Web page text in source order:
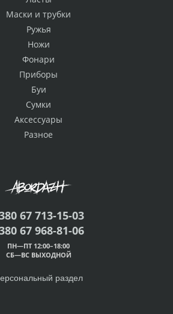
Маски и трубки
Ружья
Ножи
Фонари
Приборы
Буи
Сумки
Аксессуары
Разное
67 713-15-03
67 968-81-06
ПН—ПТ 12:00–18:00
СБ—ВС ВЫХОДНОЙ
раздел